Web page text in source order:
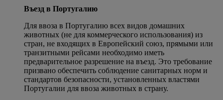
Въезд в Португалию
Для ввоза в Португалию всех видов домашних
животных (не для коммерческого использования) из
стран, не входящих в Европейский союз, прямыми или
транзитными рейсами необходимо иметь
предварительное разрешение на въезд. Это требование
призвано обеспечить соблюдение санитарных норм и
стандартов безопасности, установленных властями
Португалии для ввоза животных в страну.